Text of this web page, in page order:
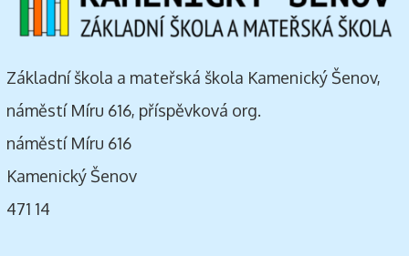
Základní škola a mateřská škola Kamenický Šenov,
náměstí Míru 616, příspěvková org.
náměstí Míru 616
Kamenický Šenov
471 14